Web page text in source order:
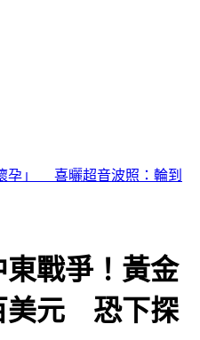
前風雨達停班課標準
戰爭！黃金
美元 恐下探